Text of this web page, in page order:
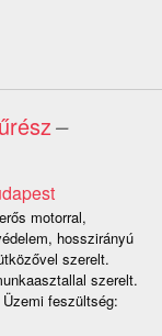
–
motorral,
hosszirányú
szerelt.
szerelt.
feszültség: